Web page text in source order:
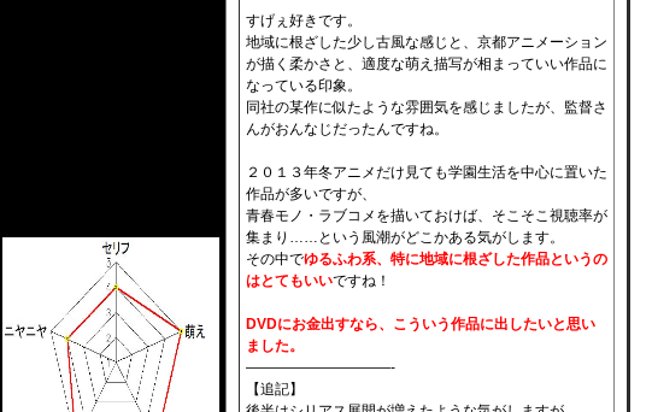
すげぇ好きです。
地域に根ざした少し古風な感じと、京都アニメーション
が描く柔かさと、適度な萌え描写が相まっていい作品に
なっている印象。
同社の某作に似たような雰囲気を感じましたが、監督さ
んがおんなじだったんですね。
２０１３年冬アニメだけ見ても学園生活を中心に置いた
作品が多いですが、
青春モノ・ラブコメを描いておけば、そこそこ視聴率が
集まり……という風潮がどこかある気がします。
その中でゆるふわ系、特に地域に根ざした作品というの
はとてもいいですね！
DVDにお金出すなら、こういう作品に出したいと思い
ました。
——————————-
【追記】